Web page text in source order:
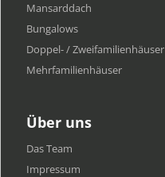
Mansarddach
Bungalows
Doppel- / Zweifamilienhäuser
Mehrfamilien​häuser
Über uns
Das Team
Impressum